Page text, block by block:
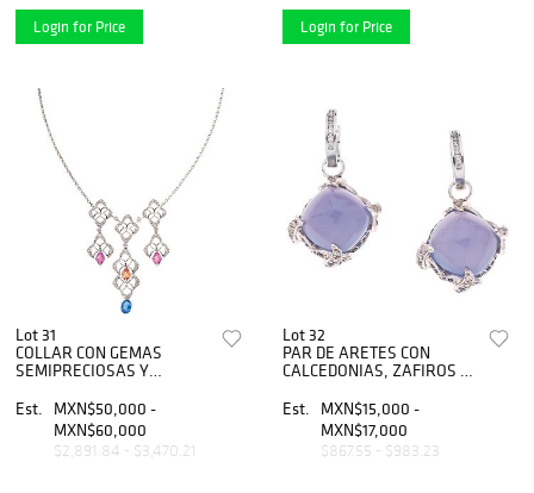
Login for Price Login for Price
Lot 31
COLLAR CON GEMAS
SEMIPRECIOSAS Y
BLANCO DE 14K. Gemas
semipreciosas distintos
cortes ~2.50 ct
Est.
MXN$50,000 -
MXN$60,000
$2,891.84 - $3,470.21
Lot 32
PAR DE ARETES CON
CALCEDONIAS, ZAFIROS Y
BLANCO DE 14K Y 18K
Calcedonias corte
cabujÃƒÂ³n y zafiros corte
redondo
Est.
MXN$15,000 -
MXN$17,000
$867.55 - $983.23